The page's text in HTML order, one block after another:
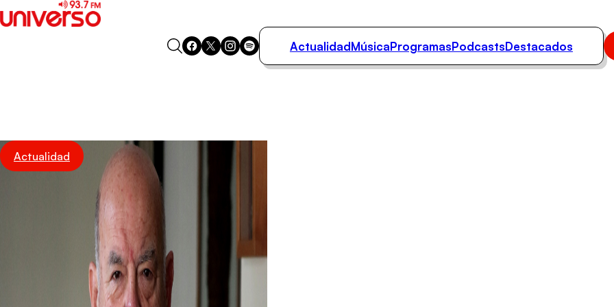
Podcasts
ActualidadMúsicaProgramasPodcastsDestacados
Actualidad